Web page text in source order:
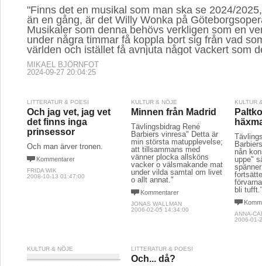
"Finns det en musikal som man ska se 2024/
än en gång, är det Willy Wonka på
Musikaler som denna behövs verkligen som en
under några timmar få koppla bort sig från vad
världen och istället få avnjuta något vackert som
MIKAEL BJÖRNFOT
2024-09-27 20:04:25
LITTERATUR & POESI
Och jag vet, jag vet
det finns inga
prinsessor
Och man ärver tronen.
Kommentarer
FRIDA WIK
2008-10-13 01:47:00
KULTUR & NÖJE
Minnen från Madrid
Tävlingsbidrag René
Barbiers vinresa" Detta är
min största matupplevelse;
att tillsammans med
vänner plocka allsköns
vacker o välsmakande mat
under vilda samtal om livet
o allt annat."
Kommentarer
JONAS WALLMAN
2006-02-05 14:34:00
KULTUR
nån
uppe"
bli
ANNA-
2006-01-
KULTUR & NÖJE LITTERATUR & POESI
Och... då?